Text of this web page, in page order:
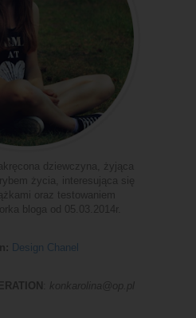
dziewczyna, żyjąca
życia, interesująca się
oraz testowaniem
bloga od 05.03.2014r.
Design Chanel
konkarolina@op.pl